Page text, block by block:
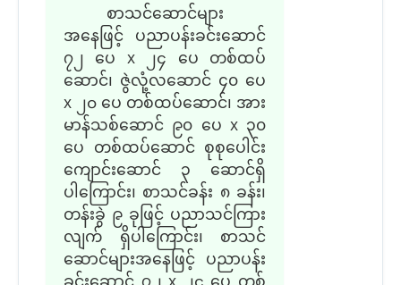
စာသင်ဆောင်များ
အနေဖြင့် ပညာပန်းခင်းဆောင်
၇၂ ပေ x ၂၄ ပေ တစ်ထပ်
ဆောင်၊ ဇွဲလုံ့လဆောင် ၄၀ ပေ
x ၂၀ ပေ တစ်ထပ်ဆောင်၊ အား
မာန်သစ်ဆောင် ၉၀ ပေ x၃၀
ပေ တစ်ထပ်ဆောင် စုစုပေါင်း
ကျောင်းဆောင် ၃ ဆောင်ရှိ
ပါကြောင်း၊ စာသင်ခန်း ၈ ခန်း၊
တန်းခွဲ ၉ ခုဖြင့် ပညာသင်ကြား
လျက် ရှိပါကြောင်း၊ စာသင်
ဆောင်များအနေဖြင့် ပညာပန်း
ခင်းဆောင် ၇၂ x ၂၄ ပေ တစ်